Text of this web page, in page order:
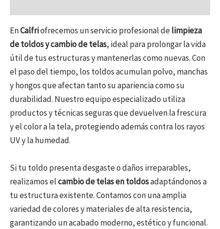
EnCalfriofrecemos un servicio profesional delimpieza
de toldos y cambio de telas, ideal para prolongar la vida
útil de tus estructuras y mantenerlas como nuevas. Con
el paso del tiempo, los toldos acumulan polvo, manchas
y hongos que afectan tanto su apariencia como su
durabilidad. Nuestro equipo especializado utiliza
productos y técnicas seguras que devuelven la frescura
y el color a la tela, protegiendo además contra los rayos
UV y la humedad.
Si tu toldo presenta desgaste o daños irreparables,
realizamos elcambio de telas en toldosadaptándonos a
tu estructura existente. Contamos con una amplia
variedad de colores y materiales de alta resistencia,
garantizando un acabado moderno, estético y funcional.